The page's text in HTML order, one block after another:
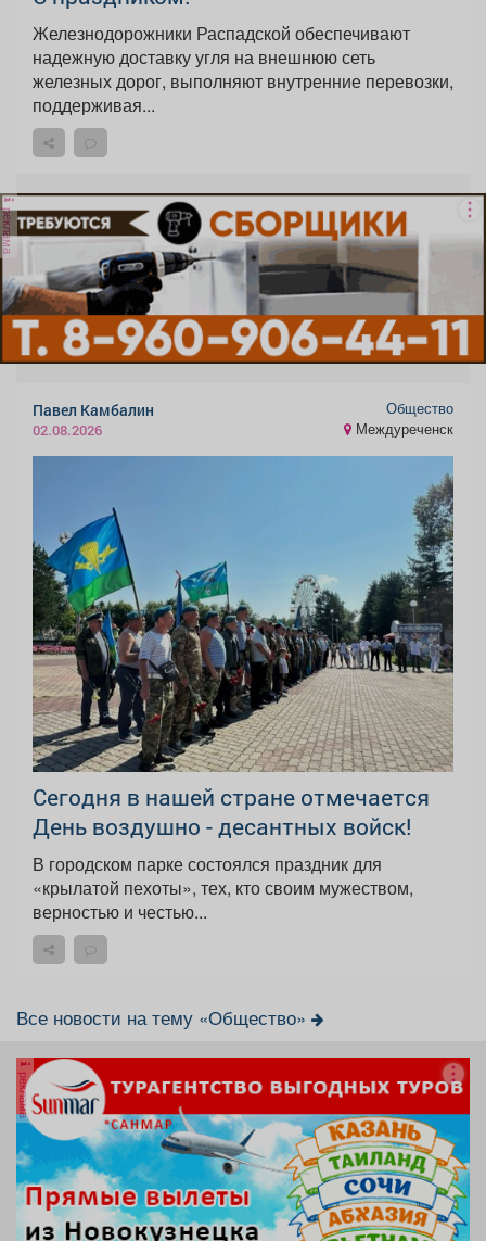
Железнодорожники Распадской обеспечивают
надежную доставку угля на внешнюю сеть
железных дорог, выполняют внутренние перевозки,
поддерживая...
реклама
Павел Камбалин
02.08.2026
Общество
Междуреченск
Сегодня в нашей стране отмечается
День воздушно - десантных войск!
В городском парке состоялся праздник для
«крылатой пехоты», тех, кто своим мужеством,
верностью и честью...
Все новости на тему «Общество»
реклама